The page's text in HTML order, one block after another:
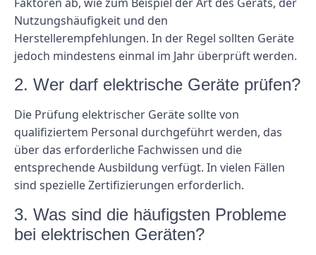
Nutzungshäufigkeit und den
Herstellerempfehlungen. In der Regel sollten Geräte
jedoch mindestens einmal im Jahr überprüft werden.
2. Wer darf elektrische Geräte prüfen?
Die Prüfung elektrischer Geräte sollte von
qualifiziertem Personal durchgeführt werden, das
über das erforderliche Fachwissen und die
entsprechende Ausbildung verfügt. In vielen Fällen
sind spezielle Zertifizierungen erforderlich.
3. Was sind die häufigsten Probleme
bei elektrischen Geräten?